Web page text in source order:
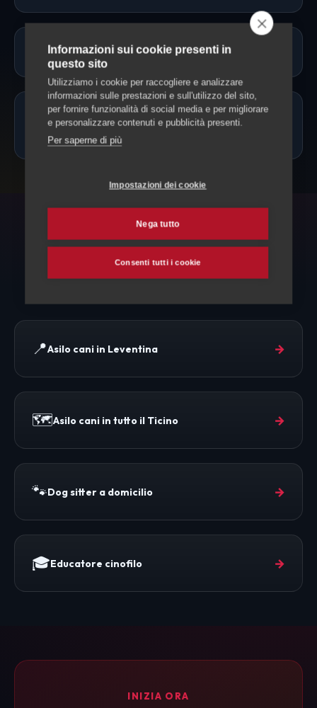
Servono vaccinazioni o documenti?
Posso portare il cane solo mezza
giornata?
Altri servizi per il tuo cane
📍Asilo cani in Leventina →
🗺️Asilo cani in tutto il Ticino →
🐾Dog sitter a domicilio →
🎓Educatore cinofilo →
INIZIA ORA
Informazioni sui cookie presenti in
questo sito
Utilizziamo i cookie per raccogliere e analizzare
informazioni sulle prestazioni e sull'utilizzo del sito,
per fornire funzionalità di social media e per migliorare
e personalizzare contenuti e pubblicità presenti.
Per saperne di più
Impostazioni dei cookie
Nega tutto
Consenti tutti i cookie